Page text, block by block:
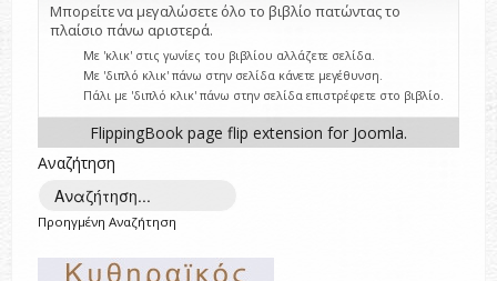
Μπορείτε να μεγαλώσετε όλο το βιβλίο πατώντας το
πλαίσιο πάνω αριστερά.
Με 'κλικ' στις γωνίες του βιβλίου αλλάζετε σελίδα.
Με 'διπλό κλικ' πάνω στην σελίδα κάνετε μεγέθυνση.
Πάλι με 'διπλό κλικ' πάνω στην σελίδα επιστρέφετε στο βιβλίο.
FlippingBook page flip extension for Joomla.
Αναζήτηση
Προηγμένη Αναζήτηση